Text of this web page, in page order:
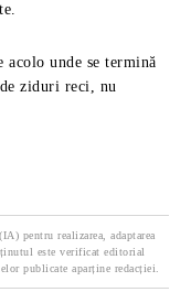
unde se termină
ziduri reci, nu
pentru realizarea, adaptarea
este verificat editorial
publicate aparține redacției.